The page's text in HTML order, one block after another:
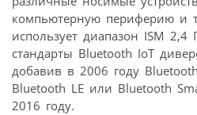
компьютерную периферию и
использует диапазон ISM
стандарты Bluetooth IoT
добавив в 2006 году
Bluetooth LE или Bluetooth
2016 году.